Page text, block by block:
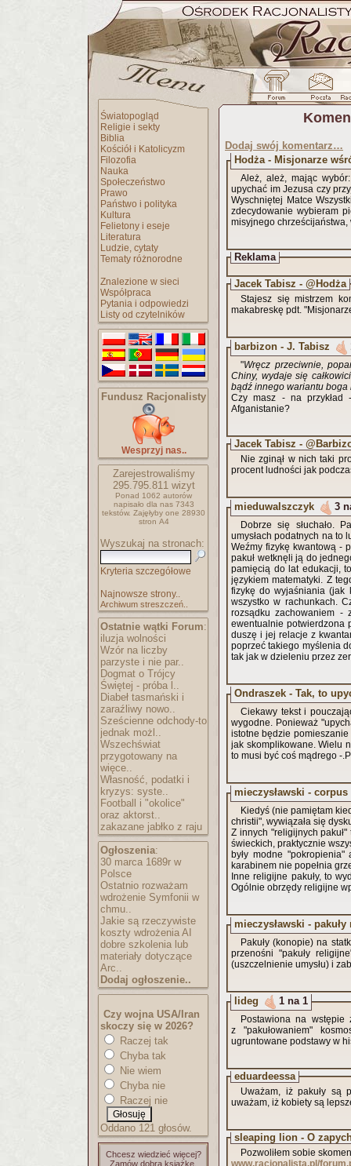
Światopogląd
Religie i sekty
Biblia
Kościół i Katolicyzm
Filozofia
Nauka
Społeczeństwo
Prawo
Państwo i polityka
Kultura
Felietony i eseje
Literatura
Ludzie, cytaty
Tematy różnorodne
Znalezione w sieci
Współpraca
Pytania i odpowiedzi
Listy od czytelników
Fundusz Racjonalisty
Wesprzyj nas..
Zarejestrowaliśmy
295.795.811wizyt
Ponad 1062 autorów
napisało dla nas 7343
tekstów. Zajęłyby one 28930
stron A4
Wyszukaj na stronach:
Kryteria szczegółowe
Najnowsze strony..
Archiwum streszczeń..
Ostatnie wątki Forum:
iluzja wolności
Wzór na liczby
parzyste i nie par..
Dogmat o Trójcy
Świętej - próba l..
Diabeł tasmański i
zaraźliwy nowo..
Sześcienne odchody-to
jednak możl..
Wszechświat
przygotowany na
więce..
Własność, podatki i
kryzys: syste..
Football i "okolice"
oraz aktorst..
zakazane jabłko z raju
Ogłoszenia:
30 marca 1689r w
Polsce
Ostatnio rozważam
wdrożenie Symfonii w
chmu..
Jakie są rzeczywiste
koszty wdrożenia AI
dobre szkolenia lub
materiały dotyczące
Arc..
Dodaj ogłoszenie..
Czy wojna USA/Iran
skoczy się w 2026?
Raczej tak
Chyba tak
Nie wiem
Chyba nie
Raczej nie
Oddano 121 głosów.
Chcesz wiedzieć więcej?
Zamów dobrą książkę.
Dodaj swój komentarz…
Hodża - Misjonarze
Ależ, ależ, mając
upychać im Jezusa czy
Wyschniętej Matce
zdecydowanie wybieram
misyjnego chrześcijaństwa,
Reklama
Jacek Tabisz - @Hodża
Stajesz się mistrzem
makabreskę pdt.
barbizon - J. Tabisz
"Wręcz przeciwnie,
Chiny, wydaje się
bądź innego wariantu boga
Czy masz - na
Afganistanie?
Jacek Tabisz -
Nie zginął w nich taki
procent ludności jak
mieduwalszczyk 3
Dobrze się słuchało.
umysłach podatnych na to
Weźmy fizykę kwantową -
pakuł wetknęli ją do
pamięcią do lat edukacji,
językiem matematyki. Z
fizykę do wyjaśniania (jak
wszystko w rachunkach.
rozsądku zachowaniem -
ewentualnie potwierdzona
duszę i jej relacje z kwantami - i o tym upychacze pakuł pobożnych życzeń
poprzeć takiego myślenia
tak jak w dzieleniu przez
Ondraszek - Tak, to
Ciekawy tekst i
wygodne. Ponieważ
istotne będzie pomieszanie
jak skomplikowane. Wielu
to musi być coś mądrego -
mieczysławski -
Kiedyś (nie pamiętam
christii", wywiązała się
Z innych "religijnych
świeckich, praktycznie
były modne
karabinem nie popełnia
Inne religijne pakuły, to
Ogólnie obrzędy religijne
mieczysławski -
Pakuły (konopie) na
przenośni "pakuły
(uszczelnienie umysłu) i
lideg 1 na 1
Postawiona na wstępie
z "pakułowaniem"
ugruntowane podstawy w
eduardeessa
Uważam, iż pakuły są
uważam, iż kobiety są
sleaping lion - O
Pozwoliłem sobie
www.racjonalista.pl/